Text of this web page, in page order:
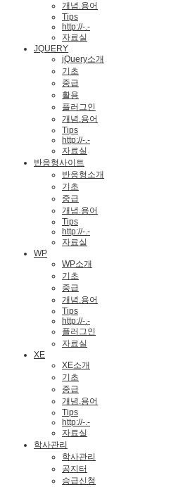
개념.용어
Tips
http://-.-
자료실
JQUERY
jQuery소개
기초
중급
활용
플러그인
개념.용어
Tips
http://-.-
자료실
반응형사이트
반응형소개
기초
중급
개념.용어
Tips
http://-.-
자료실
WP
WP소개
기초
중급
개념.용어
Tips
http://-.-
플러그인
자료실
XE
XE소개
기초
중급
개념.용어
Tips
http://-.-
자료실
학사관리
학사관리
공지터
승급신청